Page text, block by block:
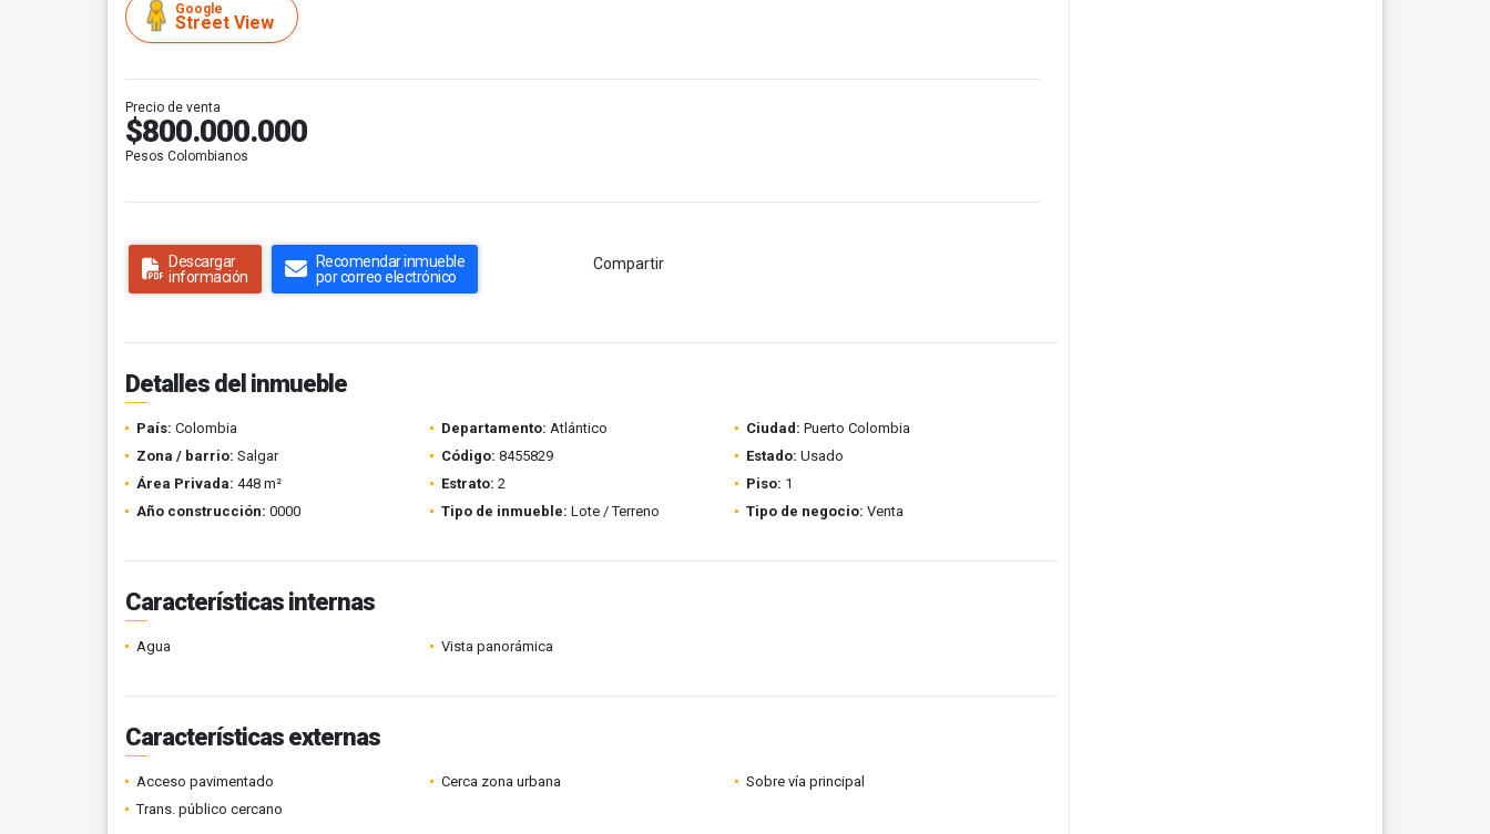
Google
Street View
Precio de venta
$800.000.000
Pesos Colombianos
Descargar
información
Recomendar inmueble
por correo electrónico
Compartir
Detalles del inmueble
País: Colombia Departamento: Atlántico Ciudad: Puerto Colombia
Zona / barrio: Salgar Código: 8455829 Estado: Usado
Área Privada: 448 m² Estrato: 2 Piso: 1
Año construcción: 0000 Tipo de inmueble: Lote / Terreno Tipo de negocio: Venta
Características internas
Agua Vista panorámica
Características externas
Acceso pavimentado Cerca zona urbana
Sobre vía principal
Trans. público cercano